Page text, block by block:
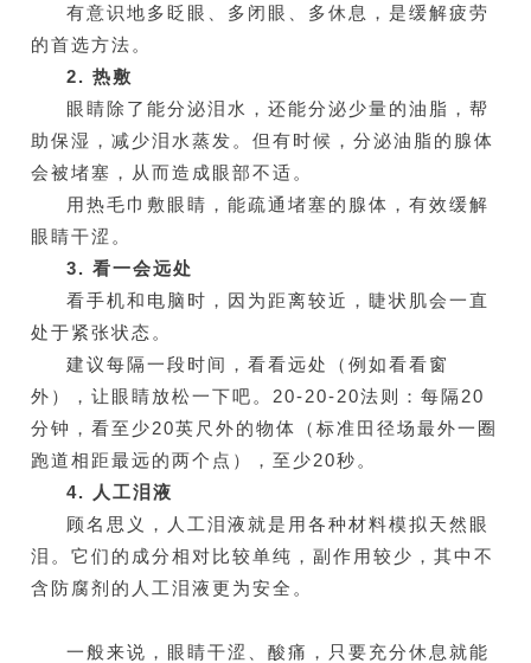
有意识地多眨眼、多闭眼、多休息，是缓解疲劳
的首选方法。
2. 热敷
眼睛除了能分泌泪水，还能分泌少量的油脂，帮
助保湿，减少泪水蒸发。但有时候，分泌油脂的腺体
会被堵塞，从而造成眼部不适。
用热毛巾敷眼睛，能疏通堵塞的腺体，有效缓解
眼睛干涩。
3. 看一会远处
看手机和电脑时，因为距离较近，睫状肌会一直
处于紧张状态。
建议每隔一段时间，看看远处（例如看看窗
外），让眼睛放松一下吧。20-20-20法则：每隔20
分钟，看至少20英尺外的物体（标准田径场最外一圈
跑道相距最远的两个点），至少20秒。
4. 人工泪液
顾名思义，人工泪液就是用各种材料模拟天然眼
泪。它们的成分相对比较单纯，副作用较少，其中不
含防腐剂的人工泪液更为安全。
一般来说，眼睛干涩、酸痛，只要充分休息就能